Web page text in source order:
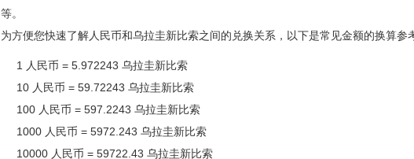
等。
为方便您快速了解人民币和乌拉圭新比索之间的兑换关系，以下是常见金额的换算参
1 人民币 = 5.972243 乌拉圭新比索
10 人民币 = 59.72243 乌拉圭新比索
100 人民币 = 597.2243 乌拉圭新比索
1000 人民币 = 5972.243 乌拉圭新比索
10000 人民币 = 59722.43 乌拉圭新比索